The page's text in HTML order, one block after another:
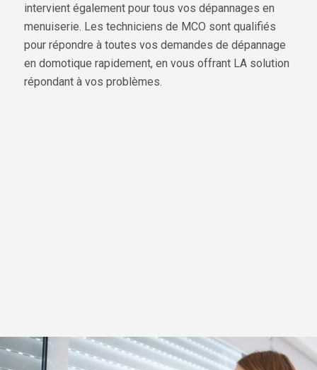
intervient également pour tous vos dépannages en
menuiserie. Les techniciens de MCO sont qualifiés
pour répondre à toutes vos demandes de dépannage
en domotique rapidement, en vous offrant LA solution
répondant à vos problèmes.